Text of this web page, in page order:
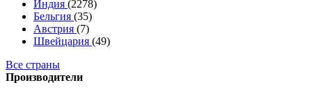
Индия (2278)
Бельгия (35)
Австрия (7)
Швейцария (49)
Все страны
Производители